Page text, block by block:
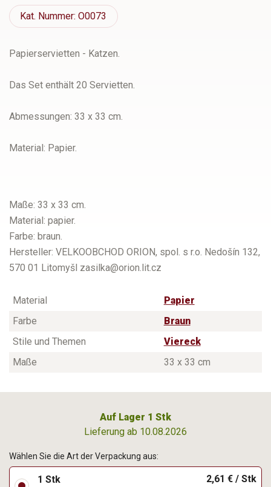
Kat. Nummer: O0073
Papierservietten - Katzen.
Das Set enthält 20 Servietten.
Abmessungen: 33 x 33 cm.
Material: Papier.
Maße: 33 x 33 cm.
Material: papier.
Farbe: braun.
Hersteller: VELKOOBCHOD ORION, spol. s r.o. Nedošín 132,
570 01 Litomyšl zasilka@orion.lit.cz
Material
Papier
Farbe
Braun
Stile und Themen
Viereck
Maße
33 x 33 cm
Auf Lager 1 Stk
Lieferung ab 10.08.2026
Wählen Sie die Art der Verpackung aus:
1 Stk 2,61 € / Stk